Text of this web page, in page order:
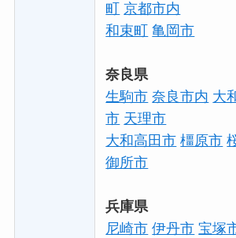
町
京都市内
和束町
亀岡市
奈良県
生駒市 奈良市内 大
市 天理市
大和高田市 橿原市
御所市
兵庫県
尼崎市 伊丹市 宝塚